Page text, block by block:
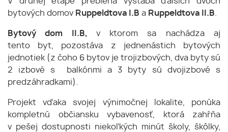
bytových domov Ruppeldtova I.B a Ruppeldtova II.B
Bytový dom II.B, v ktorom sa nachádza aj
tento byt, pozostáva z jednenástich bytových
jednotiek (z čoho 6 bytov je trojizbových, dva byty sú
2 izbové s balkónmi a 3 byty sú dvojizbové s
predzáhradkami).
Projekt vďaka svojej výnimočnej lokalite, ponúka
kompletnú občiansku vybavenosť, ktorá zahŕňa
v pešej dostupnosti niekoľkých minút školy, škôlky,